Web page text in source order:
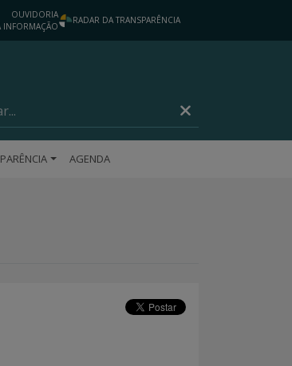
OUVIDORIA
INFORMAÇÃO
RADAR DA TRANSPARÊNCIA
AGENDA